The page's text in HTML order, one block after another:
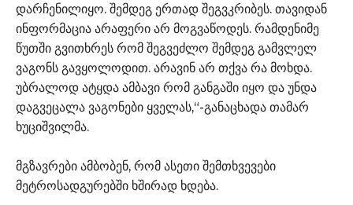
დარჩენილიყო. შემდეგ ერთად შეგვკრიბეს. თავიდან
ინფორმაცია არაფერი არ მოგვაწოდეს. რამდენიმე
წუთში გვითხრეს რომ შეგვეძლო შემდეგ გამვლელ
ვაგონს გავყოლოდით. არავინ არ თქვა რა მოხდა.
უბრალოდ ატყდა ამბავი რომ განგაში იყო და უნდა
დაგვეცალა ვაგონები ყველას,“-განაცხადა თამარ
ხუციშვილმა.
მგზავრები ამბობენ, რომ ასეთი შემთხვევები
მეტროსადგურებში ხშირად ხდება.